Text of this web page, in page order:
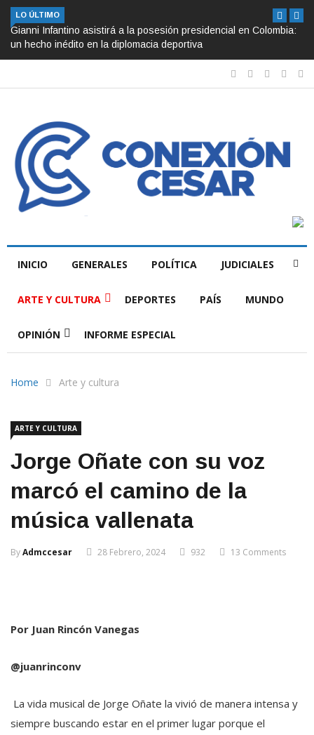
LO ÚLTIMO
Gianni Infantino asistirá a la posesión presidencial en Colombia:
un hecho inédito en la diplomacia deportiva
INICIO GENERALES POLÍTICA JUDICIALES
ARTE Y CULTURA DEPORTES PAÍS MUNDO
OPINIÓN INFORME ESPECIAL
Home Arte y cultura
ARTE Y CULTURA
Jorge Oñate con su voz
marcó el camino de la
música vallenata
ByAdmccesar 28 Febrero, 2024 932 13 Comments
Por Juan Rincón Vanegas
@juanrinconv
La vida musical de Jorge Oñate la vivió de manera intensa y
siempre buscando estar en el primer lugar porque el